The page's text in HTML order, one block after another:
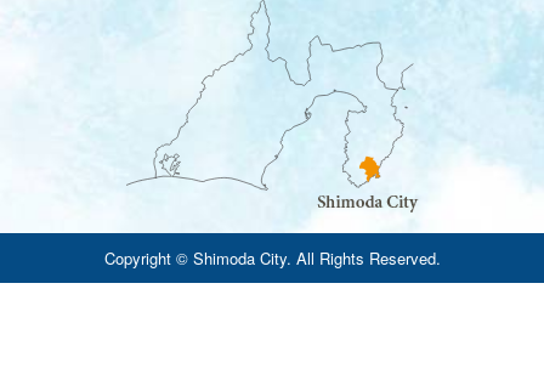
Copyright © Shimoda City. All Rights Reserved.